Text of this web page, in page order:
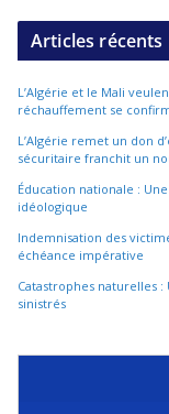
Articles récents
L’Algérie et le Mali
réchauffement se
L’Algérie remet un don
sécuritaire franchit un
Éducation nationale :
idéologique
Indemnisation des
échéance impérative
Catastrophes naturelles
sinistrés